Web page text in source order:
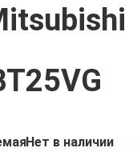
Нет в наличии